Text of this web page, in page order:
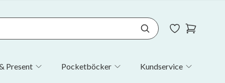
Present Pocketböcker Kundservice